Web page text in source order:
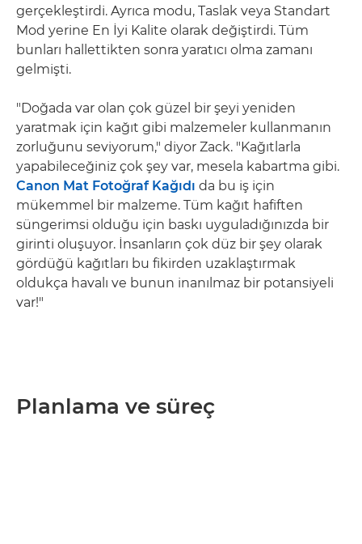
gerçekleştirdi. Ayrıca modu, Taslak veya Standart
Mod yerine En İyi Kalite olarak değiştirdi. Tüm
bunları hallettikten sonra yaratıcı olma zamanı
gelmişti.
"Doğada var olan çok güzel bir şeyi yeniden
yaratmak için kağıt gibi malzemeler kullanmanın
zorluğunu seviyorum," diyor Zack. "Kağıtlarla
yapabileceğiniz çok şey var, mesela kabartma gibi.
Canon Mat Fotoğraf Kağıdı da bu iş için
mükemmel bir malzeme. Tüm kağıt hafiften
süngerimsi olduğu için baskı uyguladığınızda bir
girinti oluşuyor. İnsanların çok düz bir şey olarak
gördüğü kağıtları bu fikirden uzaklaştırmak
oldukça havalı ve bunun inanılmaz bir potansiyeli
var!"
Planlama ve süreç